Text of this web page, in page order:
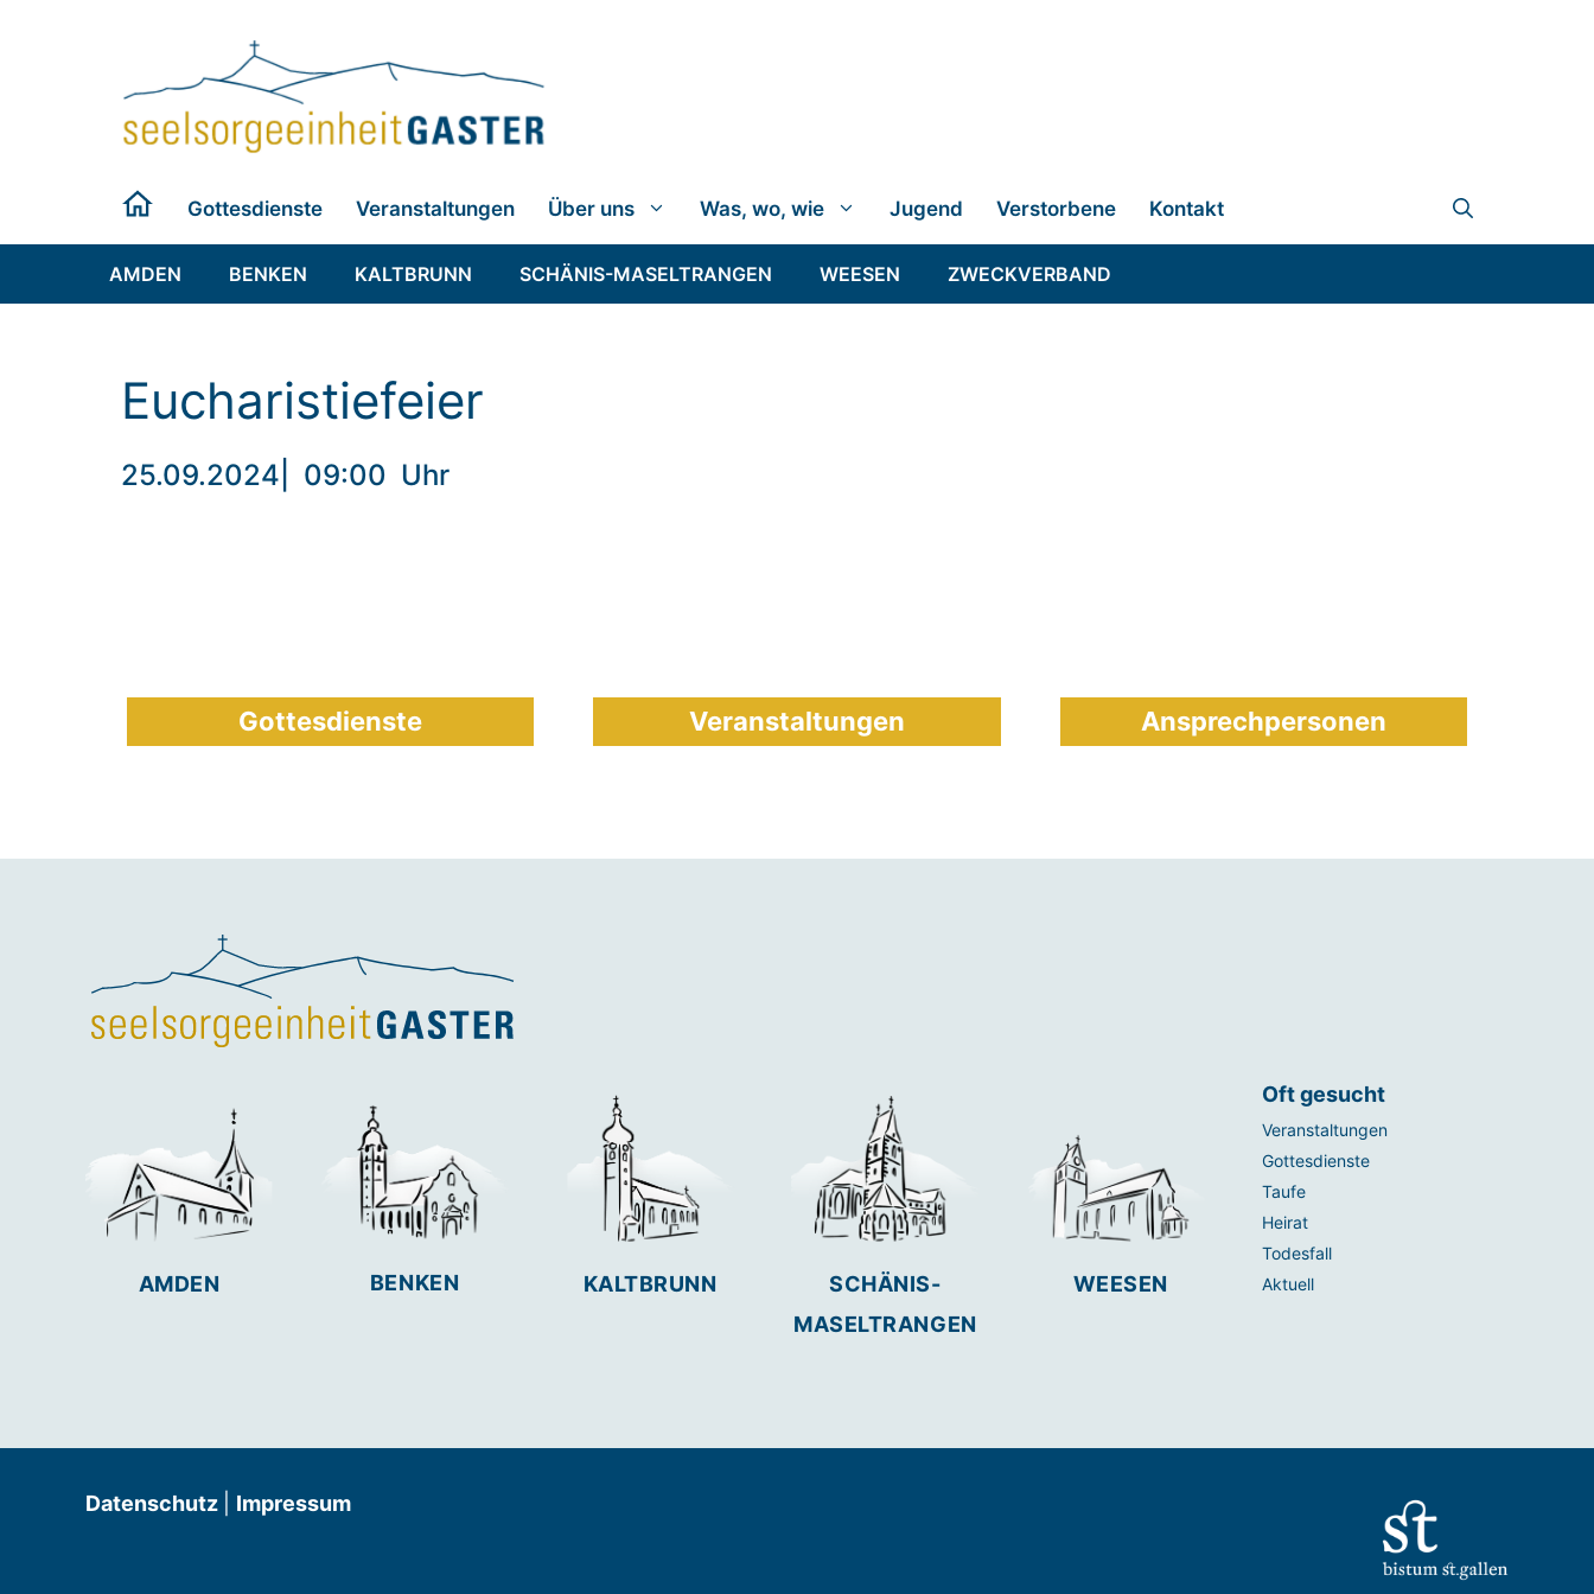
Gottesdienste Veranstaltungen Über uns Was, wo, wie Jugend Verstorbene Kontakt
AMDEN BENKEN KALTBRUNN SCHÄNIS-MASELTRANGEN WEESEN ZWECKVERBAND
Eucharistiefeier
25.09.2024 09:00 Uhr
Gottesdienste Veranstaltungen Ansprechpersonen
AMDEN BENKEN KALTBRUNN
SCHÄNIS-
MASELTRANGEN
WEESEN
Oft gesucht
Veranstaltungen
Gottesdienste
Taufe
Heirat
Todesfall
Aktuell
Datenschutz Impressum